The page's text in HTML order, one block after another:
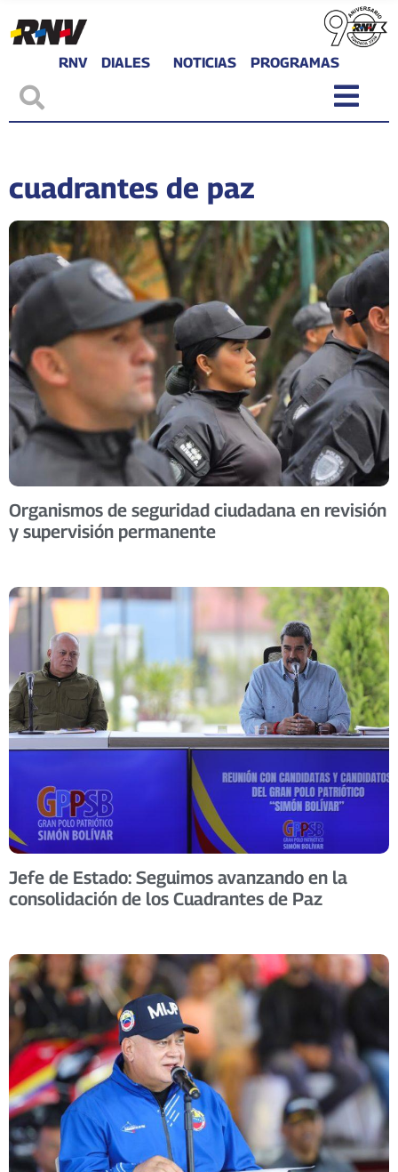
RNV DIALES NOTICIAS PROGRAMAS
cuadrantes de paz
Organismos de seguridad ciudadana en revisión
y supervisión permanente
Jefe de Estado: Seguimos avanzando en la
consolidación de los Cuadrantes de Paz